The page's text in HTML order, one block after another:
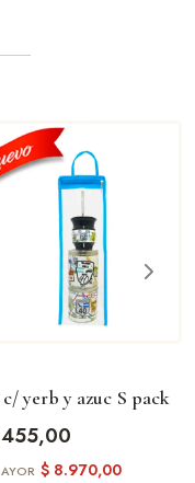
yerb y azuc S pack
$8.970,00